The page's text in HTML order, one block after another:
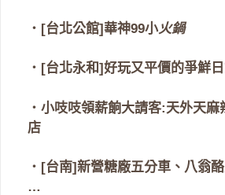
‧ [台北公館]華神99小火鍋
‧ [台北永和]好玩又平價的爭鮮
‧ 小吱吱領薪餉大請客:天外天麻
店
‧ [台南]新營糖廠五分車、八翁
…